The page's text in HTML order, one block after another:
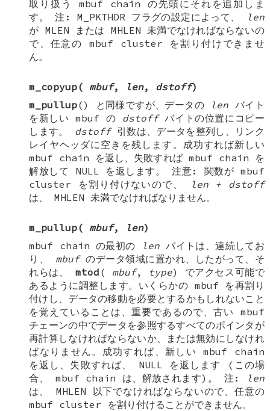
取り扱うmbuf chain の先頭にそれを追加しま
す。注 : M_PKTHDR フラグの設定によって、
len
が MLEN または MHLEN 未満でなければならないの
で、任意のmbuf cluster を割り付けできませ
ん。
m_copyup( mbuf, len, dstoff)
m_pullup() と同様ですが、データの len バイト
を新しい mbuf の dstoffバイトの位置にコピー
します。 dstoff引数は、データを整列し、リンク
レイヤヘッダに空きを残します。成功すれば新しい
mbuf chain を返し、失敗すれば mbuf chain を
解放して NULL を返します。注意: 関数が mbuf
cluster を割り付けないので、
len + dstoff
は、MHLEN 未満でなければなりません。
m_pullup( mbuf, len)
mbuf chain の最初の lenバイトは、連続してお
り、 mbufのデータ領域に置かれ、したがって、そ
れらは、mtod ( mbuf, type) でアクセス可能で
あるように調整します。いくらかの mbuf を再割り
付けし、データの移動を必要とするかもしれないこと
を覚えていることは、重要であるので、古い mbuf
チェーンの中でデータを参照するすべてのポインタが
再計算しなければならないか、または無効にしなけれ
ばなりません。成功すれば、新しいmbuf chain
を返し、失敗すれば、 NULL を返します (この場
合、 mbuf chain は、解放されます)。 注 :
len
は、 MHLEN 以下でなければならないので、任意の
mbuf cluster を割り付けることができません。